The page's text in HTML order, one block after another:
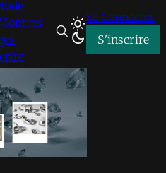
Se Connecter
S'inscrire